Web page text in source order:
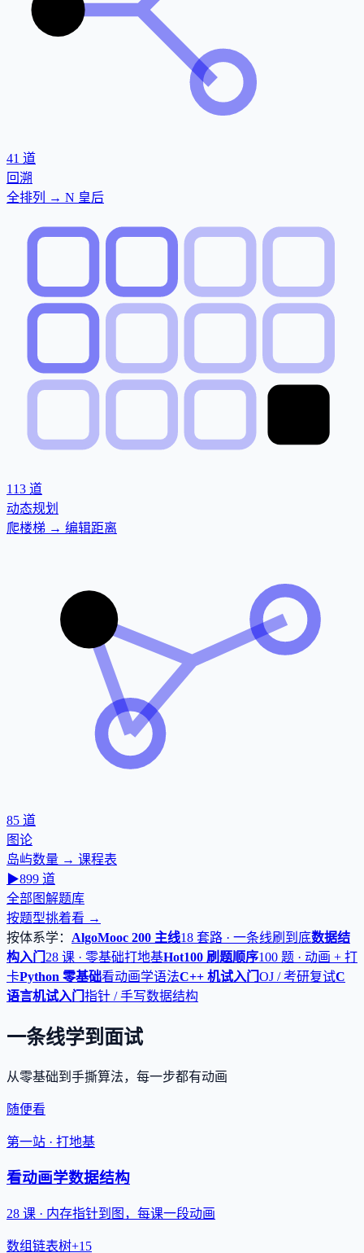
41 道
回溯
全排列 → N 皇后
113 道
动态规划
爬楼梯 → 编辑距离
85 道
图论
岛屿数量 → 课程表
▶899 道
全部图解题库
按题型挑着看 →
按体系学： AlgoMooc 200 主线18 套路 · 一条线刷到底数据结
构入门 28 课 · 零基础打地基Hot100 刷题顺序100 题 · 动画 + 打
卡Python 零基础看动画学语法C++ 机试入门 OJ / 考研复试C
语言机试入门 指针 / 手写数据结构
一条线学到面试
从零基础到手撕算法，每一步都有动画
随便看
第一站 · 打地基
看动画学数据结构
28 课 · 内存指针到图，每课一段动画
数组链表树+15